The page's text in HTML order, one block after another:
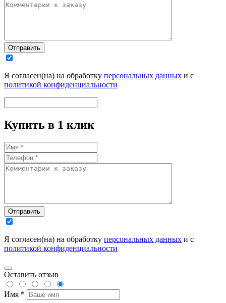
Отправить
Я согласен(на) на обработку персональных данных и с
политикой конфиденциальности
Купить в 1 клик
Отправить
Я согласен(на) на обработку персональных данных и с
политикой конфиденциальности
Оставить отзыв
Имя *